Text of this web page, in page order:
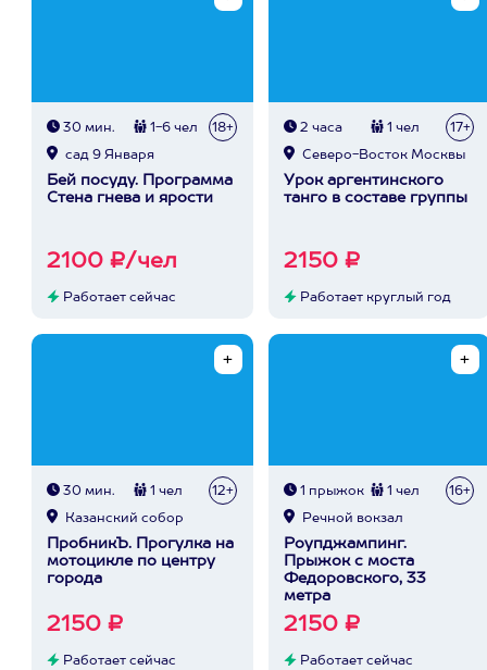
30 мин. 1-6 чел 18+
сад 9 Января
Бей посуду. Программа
Стена гнева и ярости
2100 ₽/чел
Работает сейчас
2 часа 1 чел 17+
Северо-Восток Москвы
Урок аргентинского
танго в составе группы
2150 ₽
Работает круглый год
30 мин. 1 чел 12+
Казанский собор
ПробникЪ. Прогулка на
мотоцикле по центру
города
2150 ₽
Работает сейчас
1 прыжок 1 чел 16+
Речной вокзал
Роупджампинг.
Прыжок с моста
Федоровского, 33
метра
2150 ₽
Работает сейчас